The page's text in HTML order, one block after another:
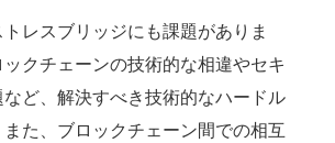
レスブリッジにも課題がありま
クチェーンの技術的な相違やセキ
ど、解決すべき技術的なハードル
た、ブロックチェーン間での相互